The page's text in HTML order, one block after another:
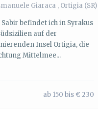
Giaraca , Ortigia (SR)
Sabir befindet ich in Syrakus
auf der
Insel Ortigia, die
Mittelmee...
ab 150 bis € 230